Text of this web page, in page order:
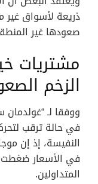
ذريعة لأسواق غير
صعودها غير
مشتريات
الزخم
ووفقا لـ
في حالة ترقب
النفيسة، إذ إن
في الأسعار ضغطت
المتداولين.